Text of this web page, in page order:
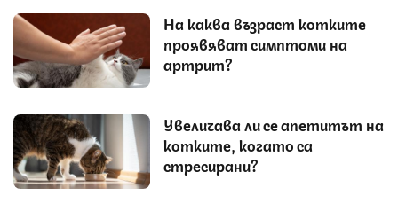
На каква възраст котките
проявяват симптоми на
артрит?
Увеличава ли се апетитът на
котките, когато са
стресирани?